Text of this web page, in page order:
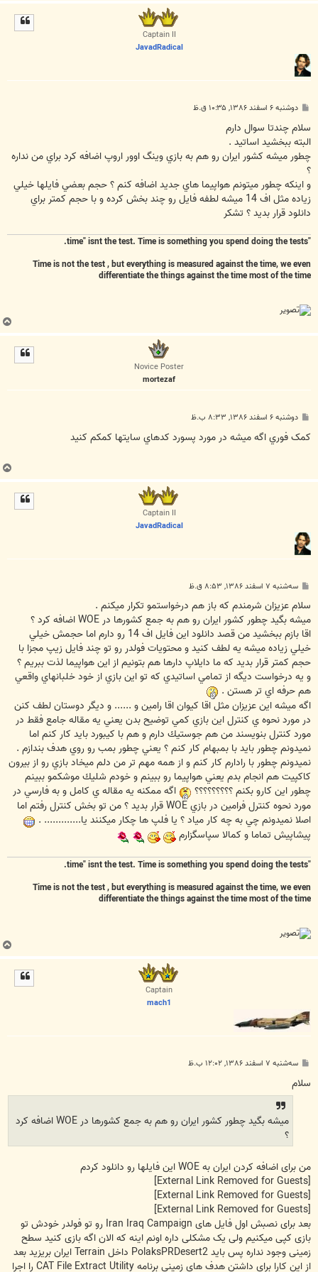
ا
Captain II
JavadRadical
پ
ت
دوشنبه ۶ اسفند ۱۳۸۶, ۱۰:۳۵ ق.ظ
سلام چندتا سوال دارم
البته ببخشيد اساتيد .
چطور ميشه كشور ايران رو هم به بازي وينگ اوور اروپ اضافه كرد براي من نداره
؟
و اينكه چطور ميتونم هواپيما هاي جديد اضافه كنم ؟ حجم بعضي فايلها خيلي
زياده مثل اف 14 ميشه لطفه فايل رو چند بخش كرده و با حجم كمتر براي
دانلود قرار بديد ؟ تشكر
Time is not the test , but everything is measured against the time, we even
differentiate the things against the time most of the time
ب
ا
Novice Poster
mortezaf
پ
ت
دوشنبه ۶ اسفند ۱۳۸۶, ۸:۳۳ ب.ظ
کمک فوري اگه ميشه در مورد پسورد کدهاي سايتها کمکم کنيد
ب
ا
Captain II
JavadRadical
پ
ت
سه‌شنبه ۷ اسفند ۱۳۸۶, ۸:۵۳ ق.ظ
سلام عزيزان شرمندم كه باز هم درخواستمو تكرار ميكنم .
ميشه بگيد چطور كشور ايران رو هم به جمع كشورها در WOE اضافه كرد ؟
اقا بازم ببخشيد من قصد دانلود اين فايل اف 14 رو دارم اما حجمش خيلي
خيلي زياده ميشه يه لطف كنيد و محتويات فولدر رو تو چند فايل زيپ مجزا با
حجم كمتر قرار بديد كه ما دايلاپ دارها هم بتونيم از اين هواپيما لذت ببريم ؟
و يه درخواست ديگه از تمامي اساتيدي كه تو اين بازي از خود خلبانهاي واقعي
هم حرفه اي تر هستن .
اگه ميشه اين عزيزان مثل اقا كيوان اقا رامين و ...... و ديگر دوستان لطف كنن
در مورد نحوه ي كنترل اين بازي كمي توضيح بدن يعني يه مقاله جامع فقط در
مورد كنترل بنويسند من هم جوستيك دارم و هم با كيبورد بايد كار كنم اما
نميدونم چطور بايد با بمبهام كار كنم ؟ يعني چطور بمب رو روي هدف بندازم .
نميدونم چطور با رادارم كار كنم و از همه مهم تر من دلم ميخاد بازي رو از بيرون
كاكپيت هم انجام بدم يعني هواپيما رو ببينم و خودم شليك موشكمو ببينم
چطور اين كارو بكنم ؟؟؟؟؟؟؟؟؟
اگه ممكنه يه مقاله ي كامل و به فارسي در
مورد نحوه كنترل فرامين در بازي WOE قرار بديد ؟ من تو بخش كنترل رفتم اما
اصلا نميدونم چي به چه كار مياد ؟ يا فلپ ها چكار ميكنند يا............. .
پيشاپيش تماما و كمالا سپاسگزارم
Time is not the test , but everything is measured against the time, we even
differentiate the things against the time most of the time
ب
ا
Captain
mach1
پ
ت
سه‌شنبه ۷ اسفند ۱۳۸۶, ۱۲:۰۲ ب.ظ
سلام
ميشه بگيد چطور كشور ايران رو هم به جمع كشورها در WOE اضافه كرد
؟
من برای اضافه کردن ایران به WOE این فایلها رو دانلود کردم
بعد برای نصبش اول فایل های Iran Iraq Campaign رو تو فولدر خودش تو
بازی کپی میکنیم ولی یک مشکلی داره اونم اینه که الان اگه بازی کنید سطح
زمینی وجود نداره پس باید PolaksPRDesert2 داخل Terrain ایران بریزید بعد
از این کارا برای داشتن هدف های زمینی برنامه CAT File Extract Utility را اجرا